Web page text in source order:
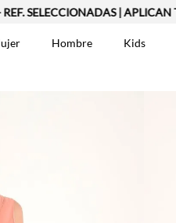
| APLICAN TYC
Hombre Kids